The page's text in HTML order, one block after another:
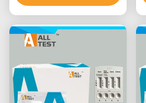
و دقت بالا